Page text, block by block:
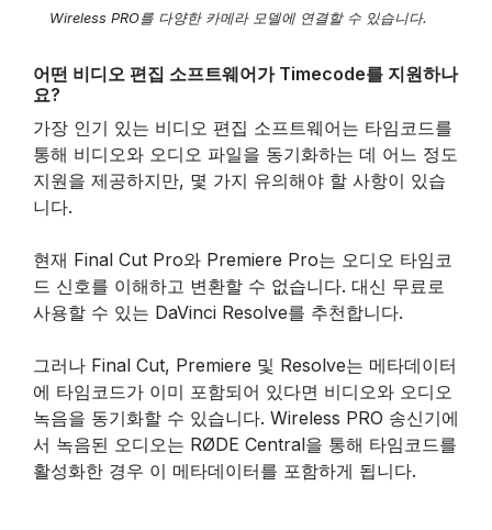
Wireless PRO를 다양한 카메라 모델에 연결할 수 있습니다.
어떤 비디오 편집 소프트웨어가 Timecode를 지원하나
요?
가장 인기 있는 비디오 편집 소프트웨어는 타임코드를
통해 비디오와 오디오 파일을 동기화하는 데 어느 정도
지원을 제공하지만, 몇 가지 유의해야 할 사항이 있습
니다.
현재 Final Cut Pro와 Premiere Pro는 오디오 타임코
드 신호를 이해하고 변환할 수 없습니다. 대신 무료로
사용할 수 있는 DaVinci Resolve를 추천합니다.
그러나 Final Cut, Premiere 및 Resolve는 메타데이터
에 타임코드가 이미 포함되어 있다면 비디오와 오디오
녹음을 동기화할 수 있습니다. Wireless PRO 송신기에
서 녹음된 오디오는 RØDE Central을 통해 타임코드를
활성화한 경우 이 메타데이터를 포함하게 됩니다.